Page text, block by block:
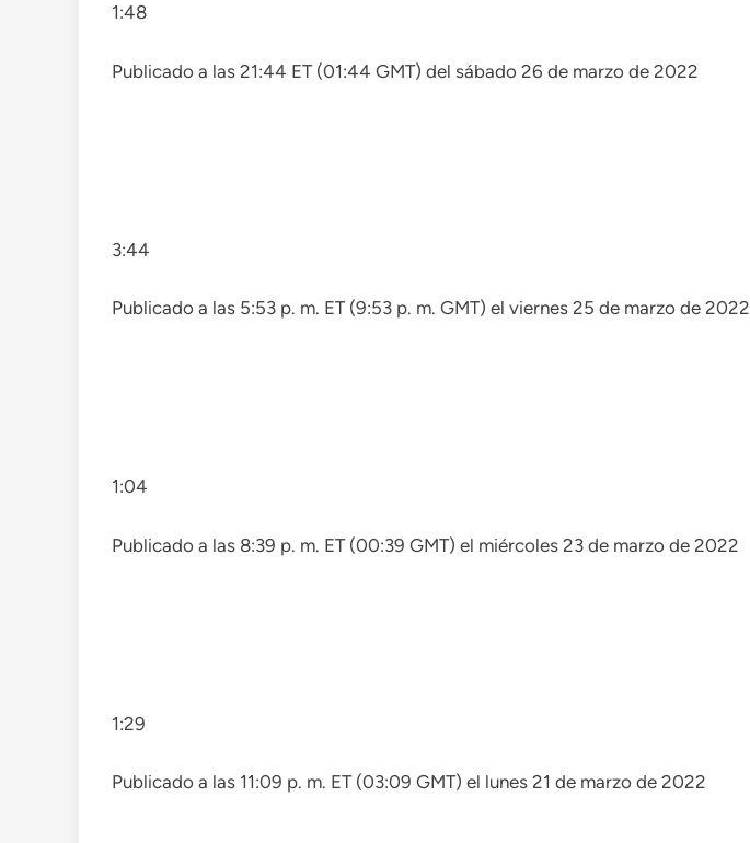
1:48
Publicado a las 21:44 ET (01:44 GMT) del sábado 26 de marzo de 2022
3:44
Publicado a las 5:53 p. m. ET (9:53 p. m. GMT) el viernes 25 de marzo de 2022
1:04
Publicado a las 8:39 p. m. ET (00:39 GMT) el miércoles 23 de marzo de 2022
1:29
Publicado a las 11:09 p. m. ET (03:09 GMT) el lunes 21 de marzo de 2022